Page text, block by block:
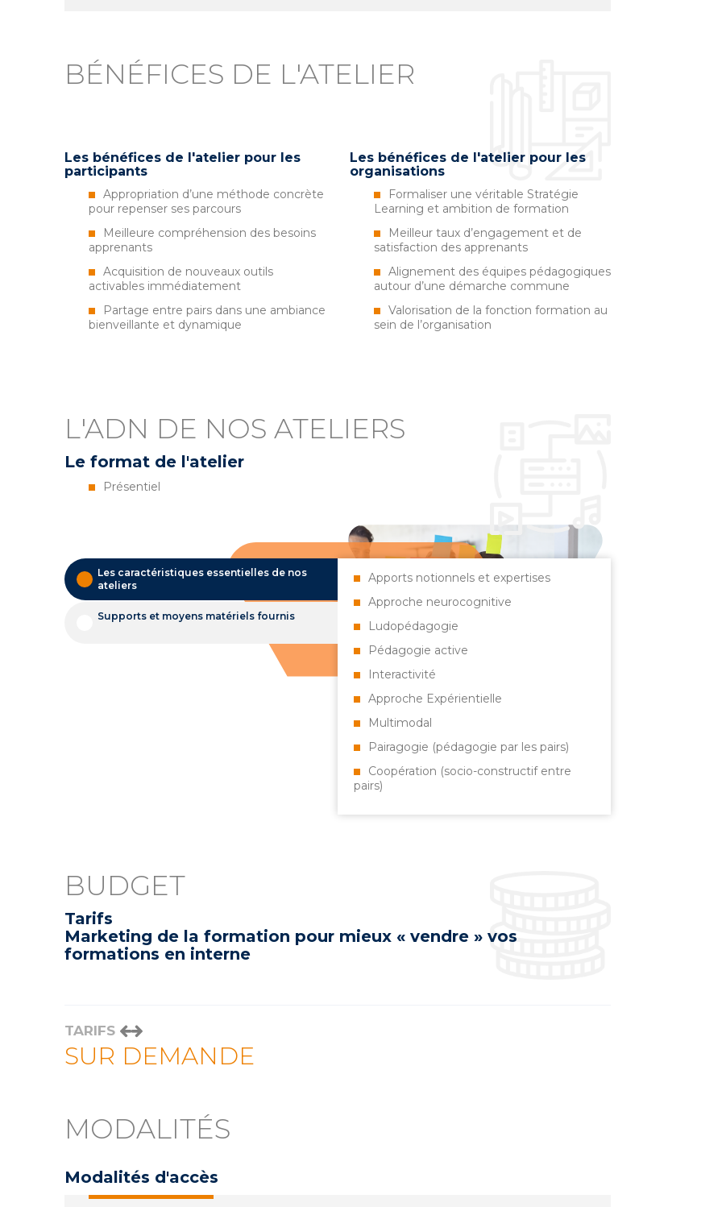
BÉNÉFICES DE L'ATELIER
Les bénéfices de l'atelier pour les
participants
Appropriation d’une méthode concrète
pour repenser ses parcours
Meilleure compréhension des besoins
apprenants
Acquisition de nouveaux outils
activables immédiatement
Partage entre pairs dans une ambiance
bienveillante et dynamique
Les bénéfices de l'atelier pour les
organisations
Formaliser une véritable Stratégie
Learning et ambition de formation
Meilleur taux d’engagement et de
satisfaction des apprenants
Alignement des équipes pédagogiques
autour d’une démarche commune
Valorisation de la fonction formation au
sein de l’organisation
L'ADN DE NOS ATELIERS
Le format de l'atelier
Présentiel
Les caractéristiques essentielles de nos
ateliers
Supports et moyens matériels fournis
Apports notionnels et expertises
Approche neurocognitive
Ludopédagogie
Pédagogie active
Interactivité
Approche Expérientielle
Multimodal
Pairagogie (pédagogie par les pairs)
Coopération (socio-constructif entre
pairs)
BUDGET
Tarifs
Marketing de la formation pour mieux « vendre » vos
formations en interne
TARIFS
SUR DEMANDE
MODALITÉS
Modalités d'accès